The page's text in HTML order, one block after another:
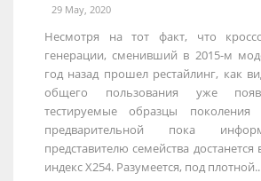
29 May, 2020
Несмотря на тот факт, что
генерации, сменивший в 2015-м
год назад прошел рестайлинг, как
общего пользования уже
тестируемые образцы поколения
предварительной пока
представителю семейства достанется
индекс X254. Разумеется, под